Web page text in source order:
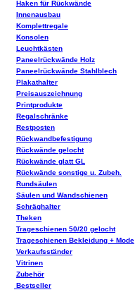
Haken für Rückwände
Innenausbau
Komplettregale
Konsolen
Leuchtkästen
Paneelrückwände Holz
Paneelrückwände Stahlblech
Plakathalter
Preisauszeichnung
Printprodukte
Regalschränke
Restposten
Rückwandbefestigung
Rückwände gelocht
Rückwände glatt GL
Rückwände sonstige u. Zubeh.
Rundsäulen
Säulen und Wandschienen
Schräghalter
Theken
Trageschienen 50/20 gelocht
Trageschienen Bekleidung + Mode
Verkaufsständer
Vitrinen
Zubehör
Bestseller